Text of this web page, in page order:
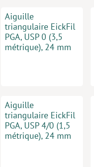
Aiguille
triangulaire EickFil
PGA, USP 0 (3,5
métrique), 24 mm
Aiguille
triangulaire EickFil
PGA, USP 4/0 (1,5
métrique), 24 mm